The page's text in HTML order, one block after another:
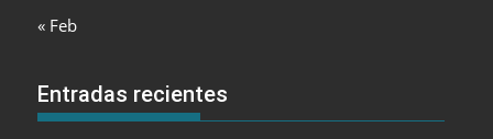
« Feb
Entradas recientes